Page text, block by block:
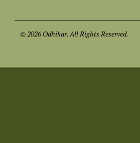
© 2026 Odhikar. All Rights Reserved.